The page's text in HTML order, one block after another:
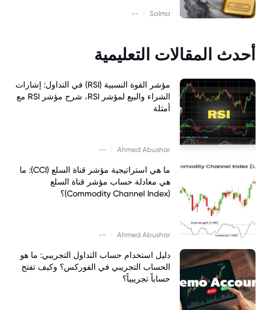
Salma
--
أحدث المقالات التعليمية
مؤشر القوة النسبية (RSI) في التداول: إشارات
الشراء والبيع لمؤشر RSI، شرح مؤشر RSI مع
أمثلة
Ahmed Abushar
--
ما هي استراتيجية مؤشر قناة السلع (CCI): ما
هي معادلة حساب مؤشر قناة السلع
(Commodity Channel Index)؟
Ahmed Abushar
--
دليل استخدام حساب التداول التجريبي: ما هو
الحساب التجريبي في الفوركس؟ وكيف تفتح
حساباً تجريبياً؟